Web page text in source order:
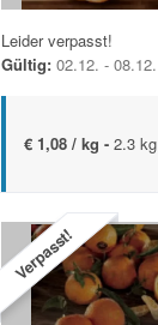
Leider verpasst!
Gültig: 02.12. - 08.12.
€ 1,08 / kg - 2.3 kg
Verpasst!